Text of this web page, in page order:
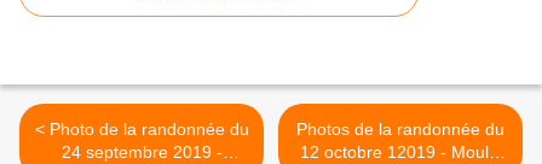
< Photo de la randonnée du
24 septembre 2019 -
Photos de la randonnée du
12 octobre 12019 - Moulin